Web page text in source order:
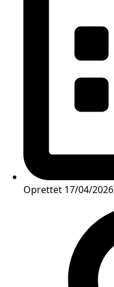
Oprettet 17/04/2026